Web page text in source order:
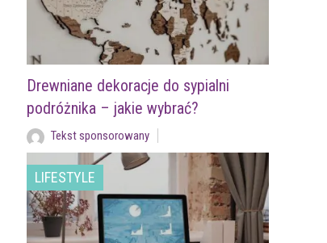
Drewniane dekoracje do sypialni
podróżnika – jakie wybrać?
Tekst sponsorowany
LIFESTYLE